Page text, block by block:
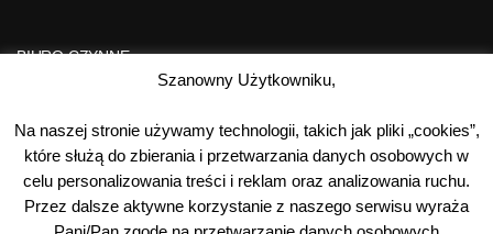
BIURO CZYNNE
7 dni w tygodniu
Poniedziałek-Piątek: 1000- 15
Sobota:
kontakt telefoniczny
Szanowny Użytkowniku,
Na naszej stronie używamy technologii, takich jak pliki „cookies”,
które służą do zbierania i przetwarzania danych osobowych w
celu personalizowania treści i reklam oraz analizowania ruchu.
Przez dalsze aktywne korzystanie z naszego serwisu wyraża